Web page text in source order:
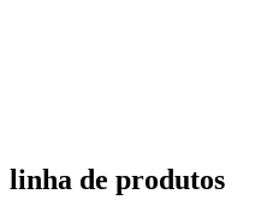
linha de produtos